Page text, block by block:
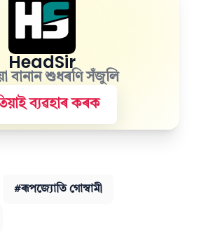
HeadSir
বানান শুধৰণি সঁজুলি
ব্যৱহাৰ কৰক
#ৰূপজ্যোতি গোস্বামী